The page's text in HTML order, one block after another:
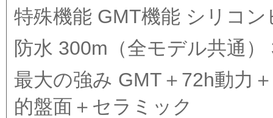
特殊機能 GMT機能 シリコ
防水 300m（全モデル共通
最大の強み GMT＋72h動力
的盤面＋セラミック